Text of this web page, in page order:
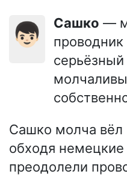
👦🏻 Сашко —
Сашко молча вёл
обходя
преодолели